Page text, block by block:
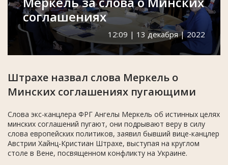
соглашениях
12:09 | 13 декабря | 2022
Штрахе назвал слова Меркель о
Минских соглашениях пугающими
Слова экс-канцлера ФРГ Ангелы Меркель об истинных целях
минских соглашений пугают, они подрывают веру в силу
слова европейских политиков, заявил бывший вице-канцлер
Австрии Хайнц-Кристиан Штрахе, выступая на круглом
столе в Вене, посвященном конфликту на Украине.